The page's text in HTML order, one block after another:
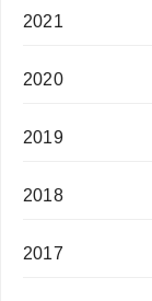
2021
2020
2019
2018
2017